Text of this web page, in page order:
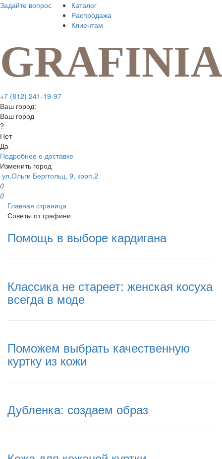
Задайте вопрос
Каталог
Распродажа
Клиентам
+7 (812) 241-19-97
Ваш город:
Ваш город
?
Нет
Да
Подробнее о доставке
Изменить город
ул.Ольги Берггольц, 9, корп.2
0
0
Главная страница
Советы от графини
Помощь в выборе кардигана
Классика не стареет: женская косуха
всегда в моде
Поможем выбрать качественную
куртку из кожи
Дубленка: создаем образ